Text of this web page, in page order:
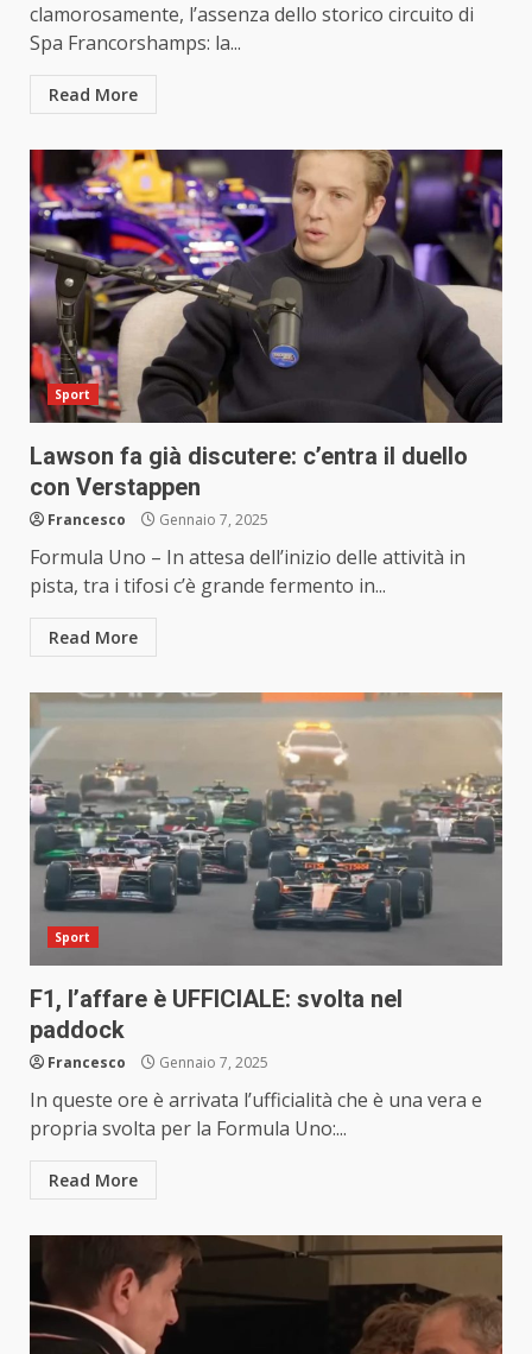
clamorosamente, l’assenza dello storico circuito di
Spa Francorshamps: la...
Read More
Sport
Lawson fa già discutere: c’entra il duello
con Verstappen
Francesco Gennaio 7, 2025
Formula Uno – In attesa dell’inizio delle attività in
pista, tra i tifosi c’è grande fermento in...
Read More
Sport
F1, l’affare è UFFICIALE: svolta nel
paddock
Francesco Gennaio 7, 2025
In queste ore è arrivata l’ufficialità che è una vera e
propria svolta per la Formula Uno:...
Read More